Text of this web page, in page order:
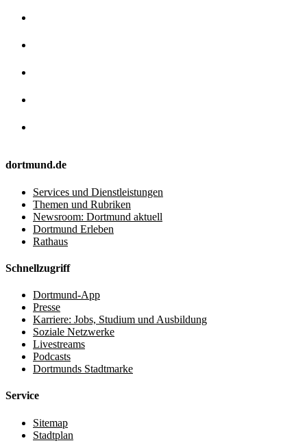
dortmund.de
Services und Dienstleistungen
Themen und Rubriken
Newsroom: Dortmund aktuell
Dortmund Erleben
Rathaus
Schnellzugriff
Dortmund-App
Presse
Karriere: Jobs, Studium und Ausbildung
Soziale Netzwerke
Livestreams
Podcasts
Dortmunds Stadtmarke
Service
Sitemap
Stadtplan